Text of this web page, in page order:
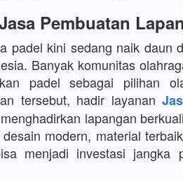
Pembuatan
padel kini sedang naik daun
Banyak komunitas
padel sebagai pilihan
tersebut, hadir layanan
lapangan
desain modern, material
menjadi investasi jangka